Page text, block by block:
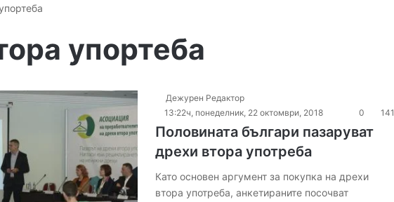
упортеба
Дежурен Редактор
13:22ч, понеделник, 22 октомври, 2018
0 141
Половината българи пазаруват
дрехи втора употреба
Като основен аргумент за покупка на дрехи
втора употреба, анкетираните посочват